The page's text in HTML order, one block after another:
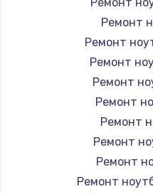
Ремонт
Ремонт
Ремонт
Ремонт
Ремонт
Ремонт
Ремонт
Ремонт
Ремонт